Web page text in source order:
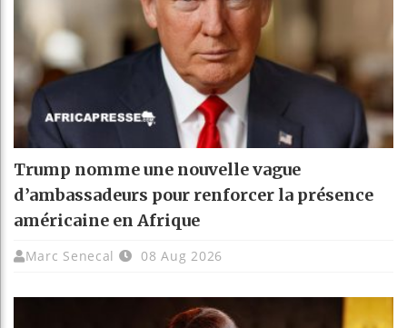
Trump nomme une nouvelle vague
d’ambassadeurs pour renforcer la présence
américaine en Afrique
Marc Senecal 08 Aug 2026